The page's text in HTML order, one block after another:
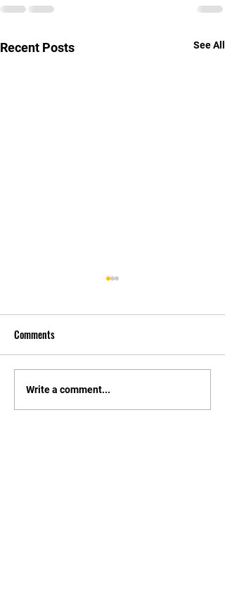
Recent Posts See All
先自知，后他知 Know
Yourself First, Then Others
Comments
Write a comment...